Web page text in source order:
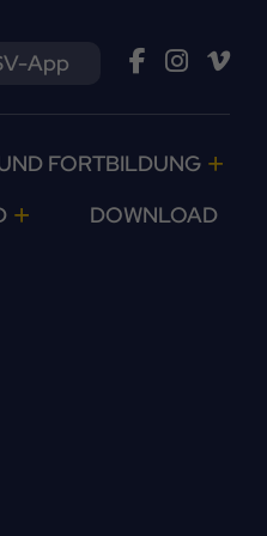
App
FORTBILDUNG
DOWNLOAD